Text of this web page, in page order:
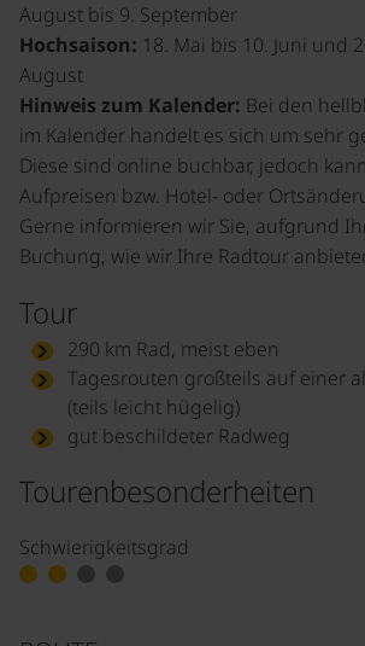
August bis 9. September
Hochsaison: 18. Mai bis 10. Juni und
August
Hinweis zum Kalender: Bei den
im Kalender handelt es sich um sehr
Diese sind online buchbar, jedoch
Aufpreisen bzw. Hotel- oder
Gerne informieren wir Sie, aufgrund
Buchung, wie wir Ihre Radtour
Tour
290 km Rad, meist eben
Tagesrouten großteils auf einer
(teils leicht hügelig)
gut beschildeter Radweg
Tourenbesonderheiten
Schwierigkeitsgrad